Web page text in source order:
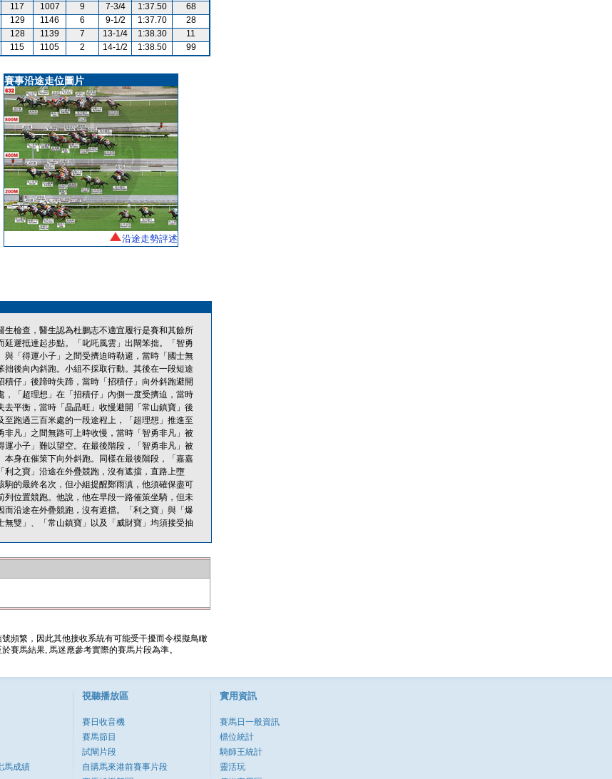
117 1007 9 7-3/4 1:37.50
68
129 1146 6 9-1/2 1:37.70
28
128 1139 7 13-1/4 1:38.30
11
115 1105 2 14-1/2 1:38.50 99
賽事沿途走位圖片
沿途走勢評述
生檢查，醫生認為杜鵬志不適宜履行是賽和其餘所
遲抵達起步點。「叱吒風雲」出閘笨拙。「智勇
「得運小子」之間受擠迫時勒避，當時「國士無
後向內斜跑。小組不採取行動。其後在一段短途
仔」後蹄時失蹄，當時「招積仔」向外斜跑避開
，「超理想」在「招積仔」內側一度受擠迫，當時
去平衡，當時「晶晶旺」收慢避開「常山鎮寶」後
跑過三百米處的一段途程上，「超理想」推進至
非凡」之間無路可上時收慢，當時「智勇非凡」被
運小子」難以望空。在最後階段，「智勇非凡」被
本身在催策下向外斜跑。同樣在最後階段，「嘉嘉
之寶」沿途在外疊競跑，沒有遮擋，直路上墮
的最終名次，但小組提醒鄭雨滇，他須確保盡可
位置競跑。他說，他在早段一路催策坐騎，但未
沿途在外疊競跑，沒有遮擋。「利之寶」與「爆
雙」、「常山鎮寶」以及「威財寶」均須接受抽
頻繁，因此其他接收系統有可能受干擾而令模擬鳥瞰
賽馬結果, 馬迷應參考實際的賽馬片段為準。
馬成績
視聽播放區
賽日收音機
賽馬節目
試閘片段
自購馬來港前賽事片段
實用資訊
賽馬日一般資訊
檔位統計
騎師王統計
靈活玩